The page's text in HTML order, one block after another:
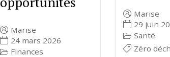
Marise
24 mars 2026
Finances
Marise
29 juin
Santé
Zéro